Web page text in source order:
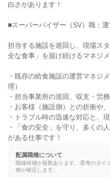
白さがあります！
■スーパーバイザー（SV）職：
担当する施設を巡回し、現場ス
全な食事」を届け続けるマネジメ
・既存の給食施設の運営マネジ
理）
・担当事業所の巡回、収支・労
・お客様（施設側）との折衝や
・トラブル時の迅速な対応と、
・「食の安全」を守り、多くの
がある仕事です！
配属職種について
職種候補が複数あります。選考のタイ
種が確定します。